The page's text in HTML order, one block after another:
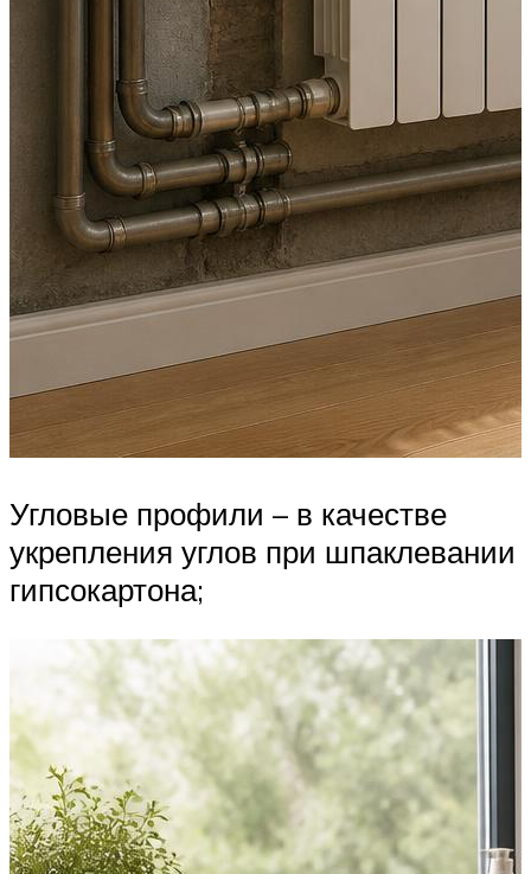
Угловые профили – в качестве
укрепления углов при шпаклевании
гипсокартона;